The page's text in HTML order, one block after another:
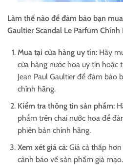
Làm thế nào để đảm bảo bạn
Gaultier Scandal Le Parfum Chính
Mua tại cửa hàng uy tín:Hãy
cửa hàng nước hoa uy tín hoặc
Jean Paul Gaultier để đảm bảo
chính hãng.
Kiểm tra thông tin sản phẩm:
phẩm trên chai nước hoa để
phiên bản chính hãng.
Xem xét giá cả:Giá cả thấp
cảnh báo về sản phẩm giả